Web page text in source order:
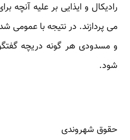
رادیکال و ایذایی بر علیه آنچه
می پردازند. در نتیجه با
و مسدودی هر گونه دریچه
شود.
حقوق شهروندی